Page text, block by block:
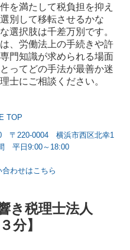
を満たして税負担を抑え
別して移転させるかな
選択肢は千差万別です。
、労働法上の手続きや許
門知識が求められる場面
ってどの手法が最善か迷
士にご相談ください。